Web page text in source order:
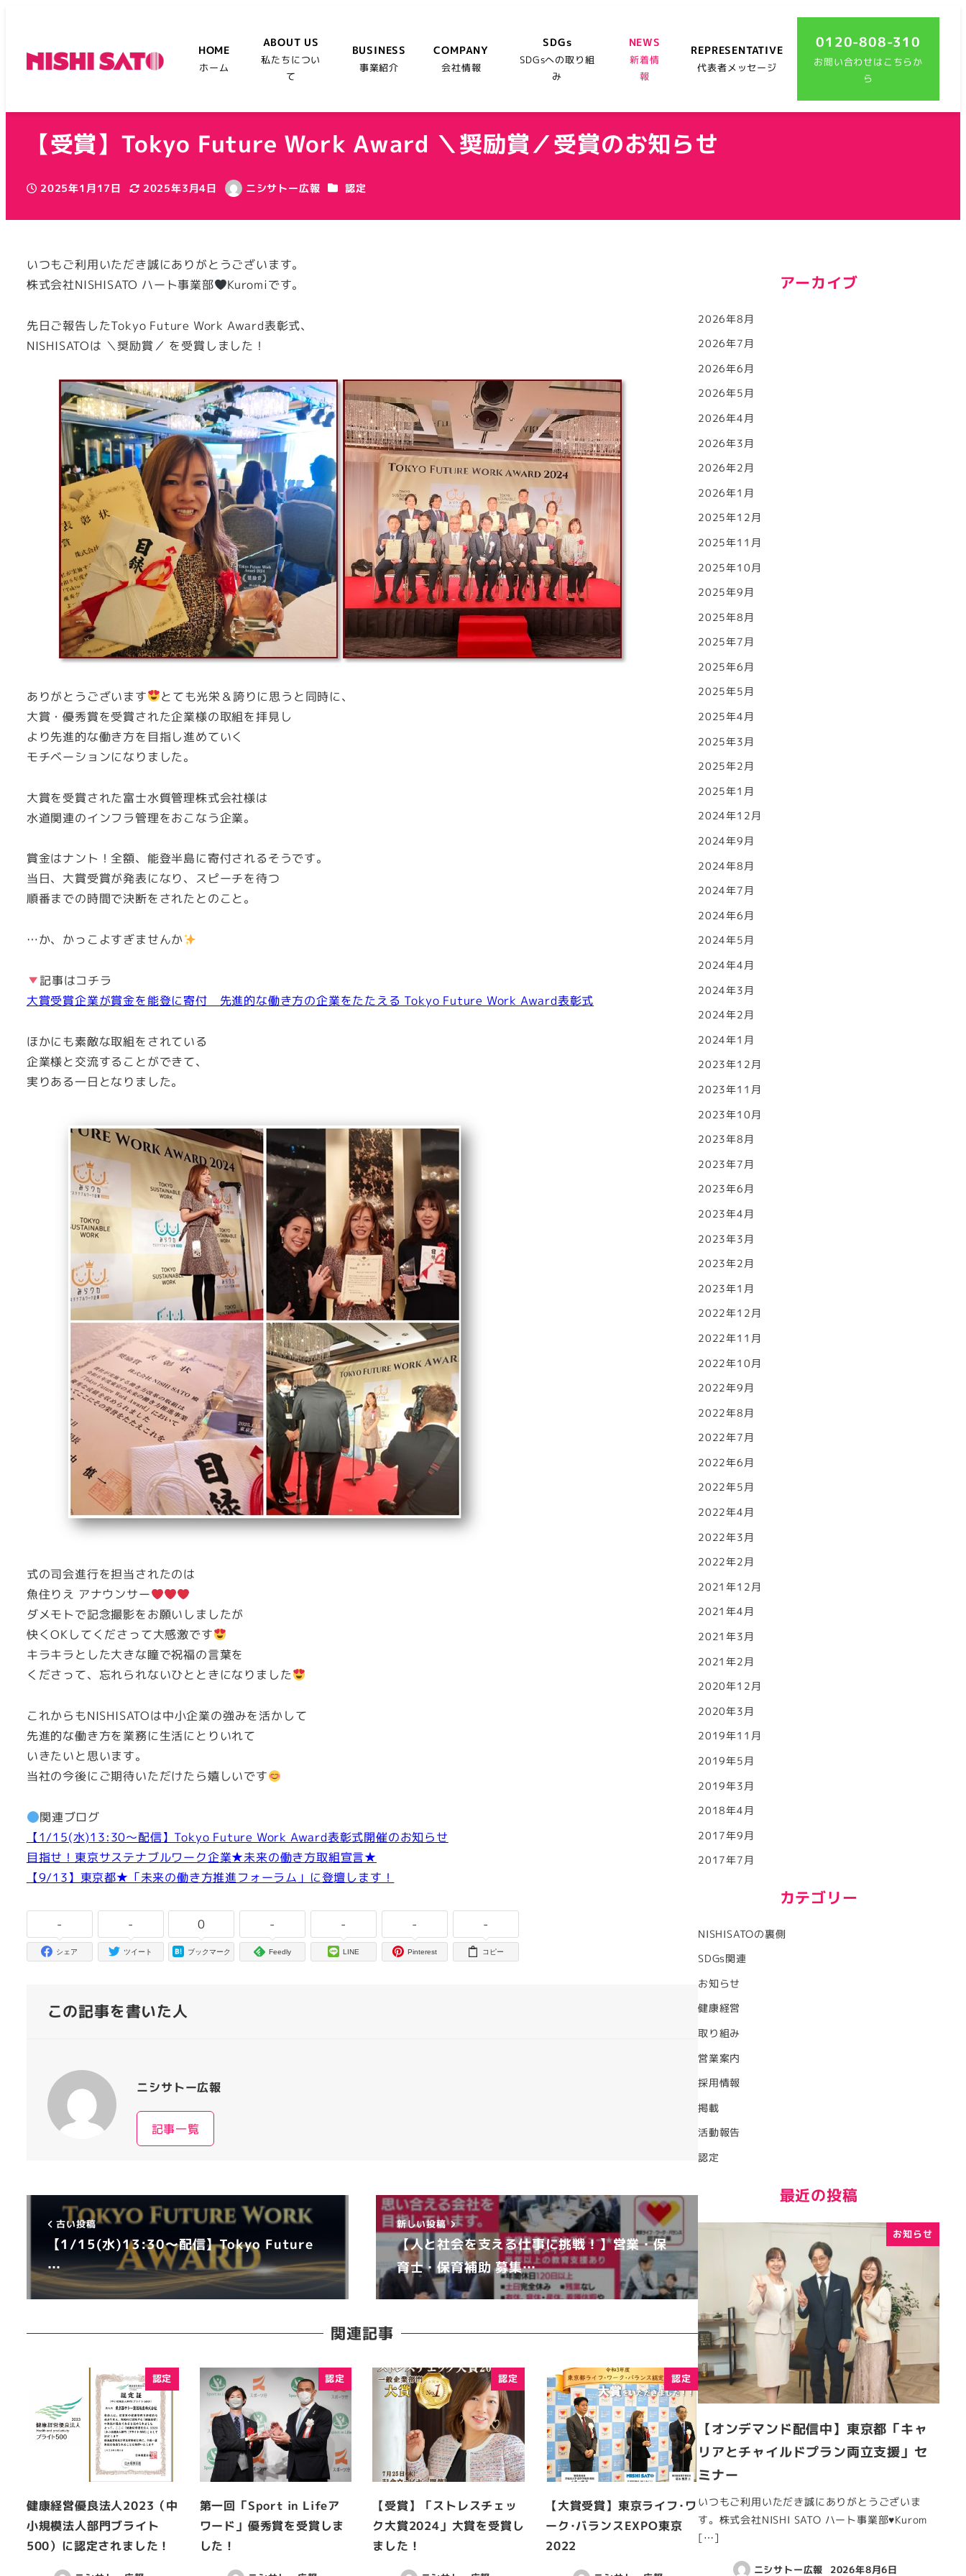
HOME
ホーム
ABOUT US
私たちについ
て
BUSINESS
事業紹介
COMPANY
会社情報
SDGs
SDGsへの取り組
み
NEWS
新着情
報
REPRESENTATIVE
代表者メッセージ
0120-808-310
お問い合わせはこちらか
ら
【受賞】Tokyo Future Work Award ＼奨励賞／受賞のお知らせ
投稿日
2025年1月17日
更新日
2025年3月4日
著
ニシサトー広報 カテゴリー
認定
いつもご利用いただき誠にありがとうございます。
株式会社NISHISATO ハート事業部
Kuromiです。
先日ご報告したTokyo Future Work Award表彰式、
NISHISATOは ＼奨励賞／ を受賞しました！
ありがとうございます
とても光栄＆誇りに思うと同時に、
大賞・優秀賞を受賞された企業様の取組を拝見し
より先進的な働き方を目指し進めていく
モチベーションになりました。
大賞を受賞された富士水質管理株式会社様は
水道関連のインフラ管理をおこなう企業。
賞金はナント！全額、能登半島に寄付されるそうです。
当日、大賞受賞が発表になり、スピーチを待つ
順番までの時間で決断をされたとのこと。
…か、かっこよすぎませんか
記事はコチラ
大賞受賞企業が賞金を能登に寄付 先進的な働き方の企業をたたえる Tokyo Future Work Award表彰式
ほかにも素敵な取組をされている
企業様と交流することができて、
実りある一日となりました。
式の司会進行を担当されたのは
魚住りえ アナウンサー
ダメモトで記念撮影をお願いしましたが
快くOKしてくださって大感激です
キラキラとした大きな瞳で祝福の言葉を
くださって、忘れられないひとときになりました
これからもNISHISATOは中小企業の強みを活かして
先進的な働き方を業務に生活にとりいれて
いきたいと思います。
当社の今後にご期待いただけたら嬉しいです
関連ブログ
【1/15(水)13:30～配信】Tokyo Future Work Award表彰式開催のお知らせ
目指せ！東京サステナブルワーク企業★未来の働き方取組宣言★
【9/13】東京都★「未来の働き方推進フォーラム」に登壇します！
-
シェア
-
ツイート
0
ブックマーク
-
Feedly
-
LINE
-
Pinterest
-
コピー
この記事を書いた人
ニシサトー広報
記事一覧
古い投稿
【1/15(水)13:30～配信】Tokyo Future
…
新しい投稿
【人と社会を支える仕事に挑戦！】営業・保
育士・保育補助 募集…
関連記事
認定
健康経営優良法人2023（中
小規模法人部門ブライト
500）に認定されました！
認定
第一回「Sport in Lifeア
ワード」優秀賞を受賞しま
した！
認定
【受賞】「ストレスチェッ
ク大賞2024」大賞を受賞し
ました！
認定
【大賞受賞】東京ライフ･ワ
ーク･バランスEXPO東京
2022
アーカイブ
2026年8月
2026年7月
2026年6月
2026年5月
2026年4月
2026年3月
2026年2月
2026年1月
2025年12月
2025年11月
2025年10月
2025年9月
2025年8月
2025年7月
2025年6月
2025年5月
2025年4月
2025年3月
2025年2月
2025年1月
2024年12月
2024年9月
2024年8月
2024年7月
2024年6月
2024年5月
2024年4月
2024年3月
2024年2月
2024年1月
2023年12月
2023年11月
2023年10月
2023年8月
2023年7月
2023年6月
2023年4月
2023年3月
2023年2月
2023年1月
2022年12月
2022年11月
2022年10月
2022年9月
2022年8月
2022年7月
2022年6月
2022年5月
2022年4月
2022年3月
2022年2月
2021年12月
2021年4月
2021年3月
2021年2月
2020年12月
2020年3月
2019年11月
2019年5月
2019年3月
2018年4月
2017年9月
2017年7月
カテゴリー
NISHISATOの裏側
SDGs関連
お知らせ
健康経営
取り組み
営業案内
採用情報
掲載
活動報告
認定
最近の投稿
お知らせ
【オンデマンド配信中】東京都「キャ
リアとチャイルドプラン両立支援」セ
ミナー
いつもご利用いただき誠にありがとうございま
す。株式会社NISHI SATO ハート事業部♥Kurom
[…]
ニシサトー広報 2026年8月6日